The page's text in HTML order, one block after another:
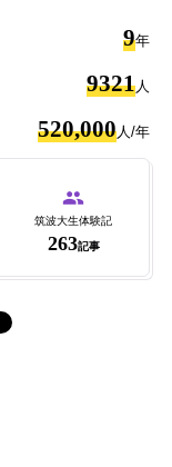
9年
9321 人
520,000 人/年
筑波大生体験記
263記事